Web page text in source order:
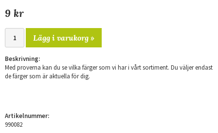
9 kr
Lägg i varukorg »
Beskrivning:
Med proverna kan du se vilka färger som vi har i vårt sortiment. Du väljer endast
de färger som är aktuella för dig.
Artikelnummer:
990082